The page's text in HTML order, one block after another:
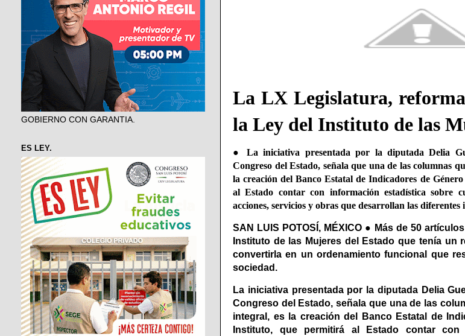
La LX Legislatura,
la Ley del Instituto de las
● La iniciativa presentada por la diputada Delia
Congreso del Estado, señala que una de las columnas
la creación del Banco Estatal de Indicadores de
al Estado contar con información estadística sobre
acciones, servicios y obras que desarrollan las diferentes
SAN LUIS POTOSÍ, MÉXICO ● Más de 50
Instituto de las Mujeres del Estado que tenía un
convertirla en un ordenamiento funcional que
sociedad.
La iniciativa presentada por la diputada Delia
Congreso del Estado, señala que una de las
integral, es la creación del Banco Estatal de
Instituto, que permitirá al Estado contar con
GOBIERNO CON GARANTIA.
ES LEY.